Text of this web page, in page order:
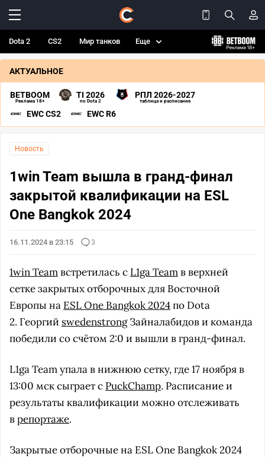
Dota 2 CS2 Мир танков Еще
АКТУАЛЬНОЕ
BETBOOM
Реклама 18+
TI 2026
по Dota 2
РПЛ 2026-2027
таблица и расписание
EWC CS2 EWC R6
Новость
1win Team вышла в гранд-финал
закрытой квалификации на ESL
One Bangkok 2024
16.11.2024 в 23:15 3
1win Teamвстретилась с L1ga Teamв верхней
сетке закрытых отборочных для Восточной
Европы на ESL One Bangkok 2024по Dota
2. Георгий swedenstrongЗайналабидов и команда
победили со счётом 2:0 и вышли в гранд-финал.
L1ga Team упала в нижнюю сетку, где 17 ноября в
13:00 мск сыграет с PuckChamp. Расписание и
результаты квалификации можно отслеживать
врепортаже.
Закрытые отборочные на ESL One Bangkok 2024